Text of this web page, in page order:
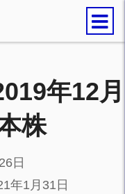
年12月
株
日
年1月31日